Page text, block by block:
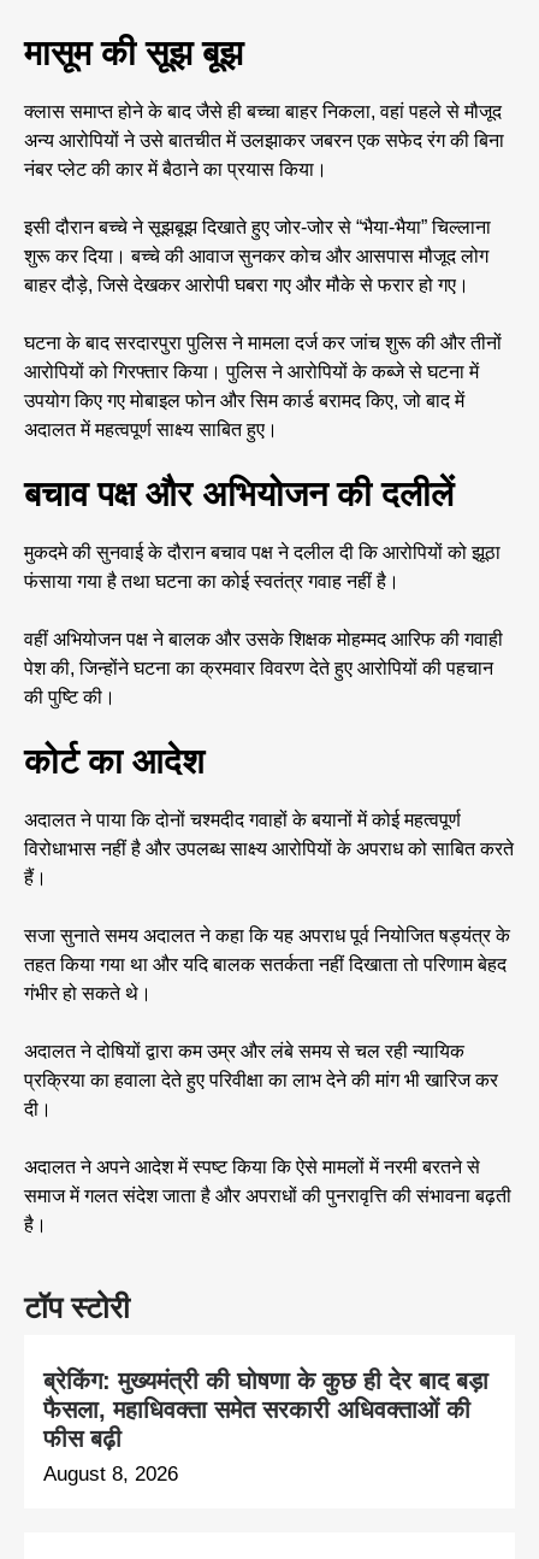
टॉप स्टोरी
ब्रेकिंग: मुख्यमंत्री की घोषणा के कुछ ही देर बाद बड़ा
फैसला, महाधिवक्ता समेत सरकारी अधिवक्ताओं की
फीस बढ़ी
August 8, 2026
मासूम की सूझ बूझ
क्लास समाप्त होने के बाद जैसे ही बच्चा बाहर निकला, वहां पहले से मौजूद
अन्य आरोपियों ने उसे बातचीत में उलझाकर जबरन एक सफेद रंग की बिना
नंबर प्लेट की कार में बैठाने का प्रयास किया।
इसी दौरान बच्चे ने सूझबूझ दिखाते हुए जोर-जोर से “भैया-भैया” चिल्लाना
शुरू कर दिया। बच्चे की आवाज सुनकर कोच और आसपास मौजूद लोग
बाहर दौड़े, जिसे देखकर आरोपी घबरा गए और मौके से फरार हो गए।
घटना के बाद सरदारपुरा पुलिस ने मामला दर्ज कर जांच शुरू की और तीनों
आरोपियों को गिरफ्तार किया। पुलिस ने आरोपियों के कब्जे से घटना में
उपयोग किए गए मोबाइल फोन और सिम कार्ड बरामद किए, जो बाद में
अदालत में महत्वपूर्ण साक्ष्य साबित हुए।
बचाव पक्ष और अभियोजन की दलीलें
मुकदमे की सुनवाई के दौरान बचाव पक्ष ने दलील दी कि आरोपियों को झूठा
फंसाया गया है तथा घटना का कोई स्वतंत्र गवाह नहीं है।
वहीं अभियोजन पक्ष ने बालक और उसके शिक्षक मोहम्मद आरिफ की गवाही
पेश की, जिन्होंने घटना का क्रमवार विवरण देते हुए आरोपियों की पहचान
की पुष्टि की।
कोर्ट का आदेश
अदालत ने पाया कि दोनों चश्मदीद गवाहों के बयानों में कोई महत्वपूर्ण
विरोधाभास नहीं है और उपलब्ध साक्ष्य आरोपियों के अपराध को साबित करते
हैं।
सजा सुनाते समय अदालत ने कहा कि यह अपराध पूर्व नियोजित षड्यंत्र के
तहत किया गया था और यदि बालक सतर्कता नहीं दिखाता तो परिणाम बेहद
गंभीर हो सकते थे।
अदालत ने दोषियों द्वारा कम उम्र और लंबे समय से चल रही न्यायिक
प्रक्रिया का हवाला देते हुए परिवीक्षा का लाभ देने की मांग भी खारिज कर
दी।
अदालत ने अपने आदेश में स्पष्ट किया कि ऐसे मामलों में नरमी बरतने से
समाज में गलत संदेश जाता है और अपराधों की पुनरावृत्ति की संभावना बढ़ती
है।